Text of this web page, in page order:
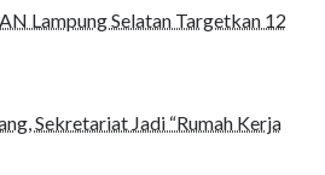
Lampung Selatan Targetkan 12
Sekretariat Jadi “Rumah Kerja